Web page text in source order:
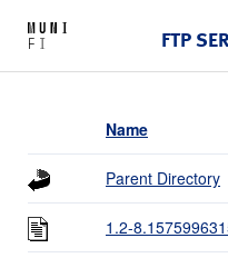
FTP
Name
Parent Directory
1.2-